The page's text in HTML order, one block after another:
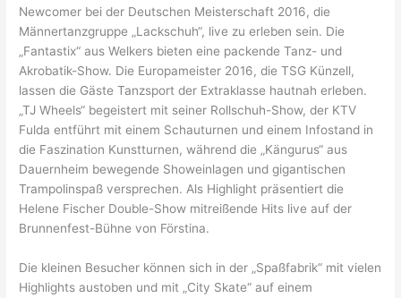
Newcomer bei der Deutschen Meisterschaft 2016, die
Männertanzgruppe „Lackschuh“, live zu erleben sein. Die
„Fantastix“ aus Welkers bieten eine packende Tanz- und
Akrobatik-Show. Die Europameister 2016, die TSG Künzell,
lassen die Gäste Tanzsport der Extraklasse hautnah erleben.
„TJ Wheels“ begeistert mit seiner Rollschuh-Show, der KTV
Fulda entführt mit einem Schauturnen und einem Infostand in
die Faszination Kunstturnen, während die „Kängurus“ aus
Dauernheim bewegende Showeinlagen und gigantischen
Trampolinspaß versprechen. Als Highlight präsentiert die
Helene Fischer Double-Show mitreißende Hits live auf der
Brunnenfest-Bühne von Förstina.
Die kleinen Besucher können sich in der „Spaßfabrik“ mit vielen
Highlights austoben und mit „City Skate“ auf einem